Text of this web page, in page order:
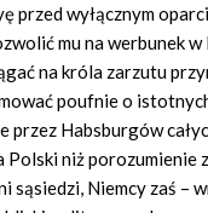
przed wyłącznym
mu na werbunek w
na króla zarzutu
poufnie o
przez Habsburgów
Polski niż porozumienie
sąsiedzi, Niemcy zaś –